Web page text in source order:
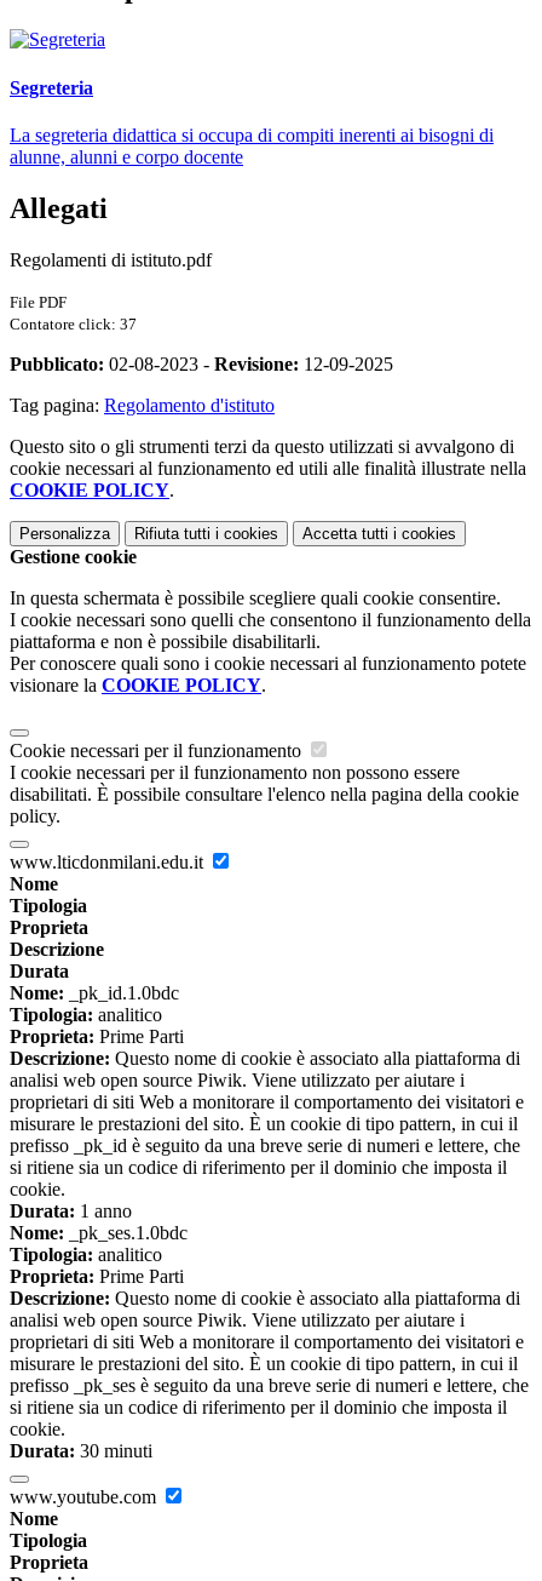
Segreteria
La segreteria didattica si occupa di compiti inerenti ai bisogni di
alunne, alunni e corpo docente
Allegati
Regolamenti di istituto.pdf
File PDF
Contatore click: 37
Pubblicato: 02-08-2023 - Revisione: 12-09-2025
Tag pagina: Regolamento d'istituto
Questo sito o gli strumenti terzi da questo utilizzati si avvalgono di
cookie necessari al funzionamento ed utili alle finalità illustrate nella
COOKIE POLICY.
Personalizza Rifiuta tutti i cookies Accetta tutti i cookies
Gestione cookie
In questa schermata è possibile scegliere quali cookie consentire.
I cookie necessari sono quelli che consentono il funzionamento della
piattaforma e non è possibile disabilitarli.
Per conoscere quali sono i cookie necessari al funzionamento potete
visionare la COOKIE POLICY.
Cookie necessari per il funzionamento
I cookie necessari per il funzionamento non possono essere
disabilitati. È possibile consultare l'elenco nella pagina della cookie
policy.
www.lticdonmilani.edu.it
Nome
Tipologia
Proprieta
Descrizione
Durata
Nome: _pk_id.1.0bdc
Tipologia: analitico
Proprieta: Prime Parti
Descrizione: Questo nome di cookie è associato alla piattaforma di
analisi web open source Piwik. Viene utilizzato per aiutare i
proprietari di siti Web a monitorare il comportamento dei visitatori e
misurare le prestazioni del sito. È un cookie di tipo pattern, in cui il
prefisso _pk_id è seguito da una breve serie di numeri e lettere, che
si ritiene sia un codice di riferimento per il dominio che imposta il
cookie.
Durata: 1 anno
Nome: _pk_ses.1.0bdc
Tipologia: analitico
Proprieta: Prime Parti
Descrizione: Questo nome di cookie è associato alla piattaforma di
analisi web open source Piwik. Viene utilizzato per aiutare i
proprietari di siti Web a monitorare il comportamento dei visitatori e
misurare le prestazioni del sito. È un cookie di tipo pattern, in cui il
prefisso _pk_ses è seguito da una breve serie di numeri e lettere, che
si ritiene sia un codice di riferimento per il dominio che imposta il
cookie.
Durata: 30 minuti
www.youtube.com
Nome
Tipologia
Proprieta